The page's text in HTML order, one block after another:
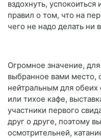
вздохнуть,
правил о том, что на
чего не надо делать ни
Огромное значение,
выбранное вами
нейтральным для обеих
или тихое кафе,
участники первого
друг о друге, поэтому
осмотрительней,